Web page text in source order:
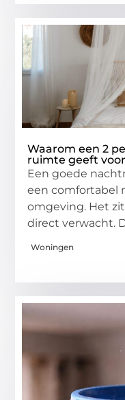
Waarom een 2
ruimte geeft
Een goede
een comfortabel
omgeving. Het
direct verwacht.
Woningen